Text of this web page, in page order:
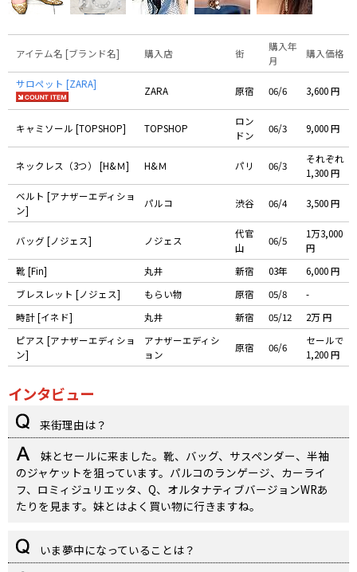
アイテム名 [ブランド名] 購入店 街
購入年
月
購入価格
サロペット [ZARA]
ZARA 原宿 06/6 3,600 円
キャミソール [TOPSHOP] TOPSHOP
ロン
ドン
06/3 9,000 円
ネックレス（3つ） [H&Ｍ] H&Ｍ パリ 06/3
それぞれ
1,300 円
ベルト [アナザーエディショ
ン]
パルコ 渋谷 06/4 3,500 円
バッグ [ノジェス] ノジェス
代官
山
06/5
1万3,000
円
靴 [Fin]
丸井 新宿 03年
6,000 円
ブレスレット [ノジェス]
もらい物 原宿 05/8
-
時計 [イネド]
丸井 新宿 05/12
2万 円
ピアス [アナザーエディショ
ン]
アナザーエディシ
ョン
原宿 06/6
セールで
1,200 円
インタビュー
来街理由は？
妹とセールに来ました。靴、バッグ、サスペンダー、半袖
のジャケットを狙っています。パルコのランゲージ、カーライ
フ、ロミィジュリエッタ、Q、オルタナティブバージョンWRあ
たりを見ます。妹とはよく買い物に行きますね。
いま夢中になっていることは？